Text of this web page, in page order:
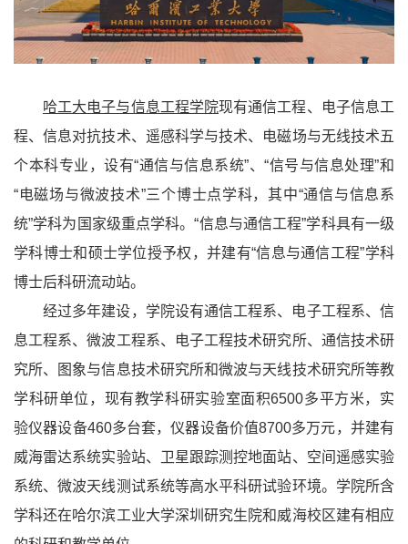
哈工大电子与信息工程学院现有通信工程、电子信息工
程、信息对抗技术、遥感科学与技术、电磁场与无线技术五
个本科专业，设有“通信与信息系统”、“信号与信息处理”和
“电磁场与微波技术”三个博士点学科，其中“通信与信息系
统”学科为国家级重点学科。“信息与通信工程”学科具有一级
学科博士和硕士学位授予权，并建有“信息与通信工程”学科
博士后科研流动站。
经过多年建设，学院设有通信工程系、电子工程系、信
息工程系、微波工程系、电子工程技术研究所、通信技术研
究所、图象与信息技术研究所和微波与天线技术研究所等教
学科研单位，现有教学科研实验室面积6500多平方米，实
验仪器设备460多台套，仪器设备价值8700多万元，并建有
威海雷达系统实验站、卫星跟踪测控地面站、空间遥感实验
系统、微波天线测试系统等高水平科研试验环境。学院所含
学科还在哈尔滨工业大学深圳研究生院和威海校区建有相应